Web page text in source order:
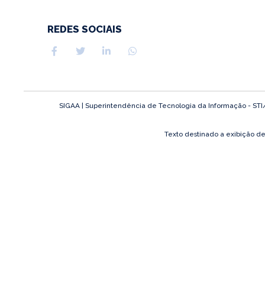
REDES SOCIAIS
SIGAA | Superintendência de Tecnologia da Informação -
Texto destinado a exibição